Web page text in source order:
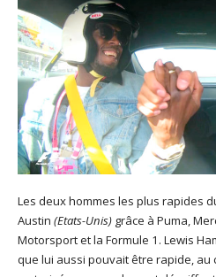
Les deux hommes les plus rapides
Austin (Etats-Unis) grâce à Puma,
Motorsport et la Formule 1. Lewis
que lui aussi pouvait être rapide, au